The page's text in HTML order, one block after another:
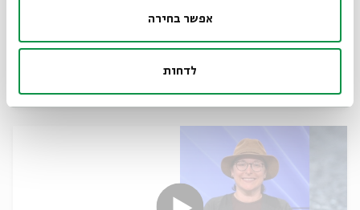
אפשר בחירה
לדחות
עם: ד"ר אילנה שטיין היין